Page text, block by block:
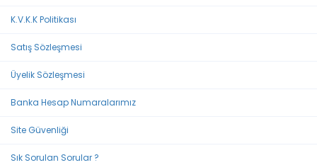
K.V.K.K Politikası
Satış Sözleşmesi
Üyelik Sözleşmesi
Banka Hesap Numaralarımız
Site Güvenliği
Sık Sorulan Sorular ?